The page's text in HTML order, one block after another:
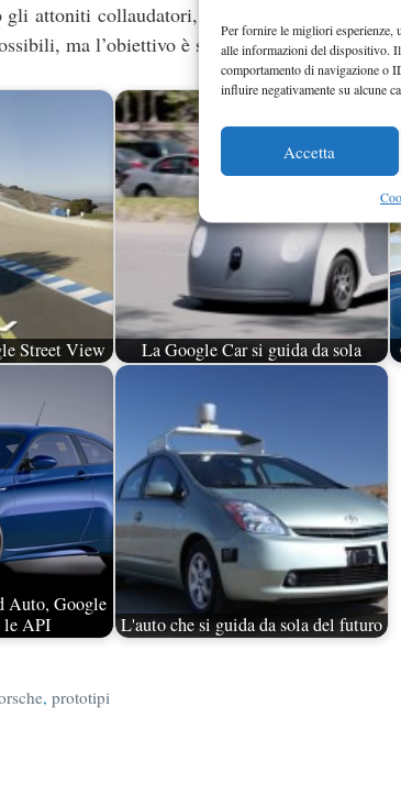
Per fornire le migliori esperienze,
alle informazioni del dispositivo. Il
comportamento di navigazione o
influire negativamente su alcune
Accetta
gli attoniti collaudatori, colti indubbiamente di
ma l’obiettivo è stato implacabile e ha
Street View La Google Car si guida da sola
Auto, Google
le API
L'auto che si guida da sola del futuro
,prototipi